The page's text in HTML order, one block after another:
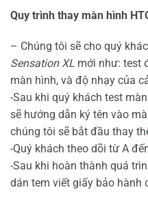
Quy trình thay màn hình
– Chúng tôi sẽ cho quý
Sensation XL mới như: test
màn hình, và độ nhạy của
-Sau khi quý khách test
sẽ hướng dẫn ký tên vào
chúng tôi sẽ bắt đầu thay
-Quý khách theo dõi từ A
-Sau khi hoàn thành quá
dán tem viết giấy bảo hành